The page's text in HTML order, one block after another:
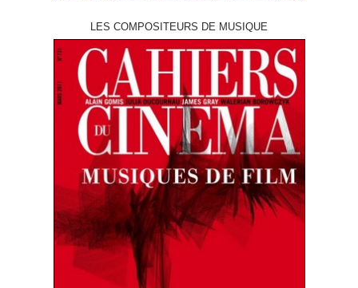
LES COMPOSITEURS DE MUSIQUE